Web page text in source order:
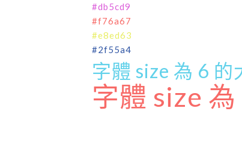
#db5cd9
#f76a67
#e8ed63
#2f55a4
字體 size 為 6
字體 size